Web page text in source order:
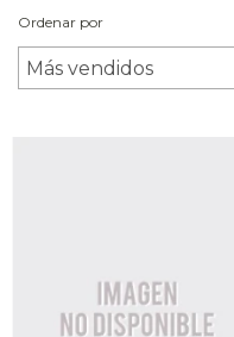
Ordenar por